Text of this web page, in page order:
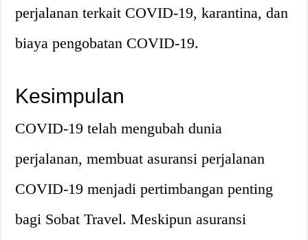
perjalanan terkait COVID-19, karantina, dan
biaya pengobatan COVID-19.
Kesimpulan
COVID-19 telah mengubah dunia
perjalanan, membuat asuransi perjalanan
COVID-19 menjadi pertimbangan penting
bagi Sobat Travel. Meskipun asuransi